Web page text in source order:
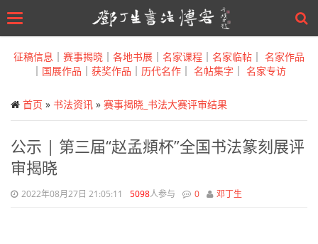
to
Toggle
征稿信息 ｜ 赛事揭晓 ｜ 各地书展 ｜ 名家课程 ｜ 名家临帖 ｜ 名家作品
｜ 国展作品 ｜ 获奖作品 ｜ 历代名作 ｜ 名帖集字 ｜ 名家专访
首页 » 书法资讯 » 赛事揭晓_书法大赛评审结果
公示 | 第三届“赵孟頫杯”全国书法篆刻展评
审揭晓
2022年08月27日 21:05:11 5098人参与 0 邓丁生